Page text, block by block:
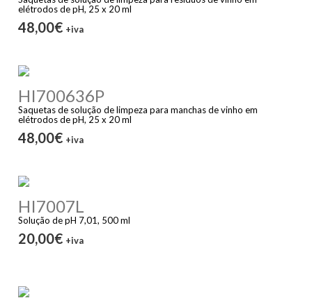
elétrodos de pH, 25 x 20 ml
48,00€ +iva
HI700636P
Saquetas de solução de limpeza para manchas de vinho em
elétrodos de pH, 25 x 20 ml
48,00€ +iva
HI7007L
Solução de pH 7,01, 500 ml
20,00€ +iva